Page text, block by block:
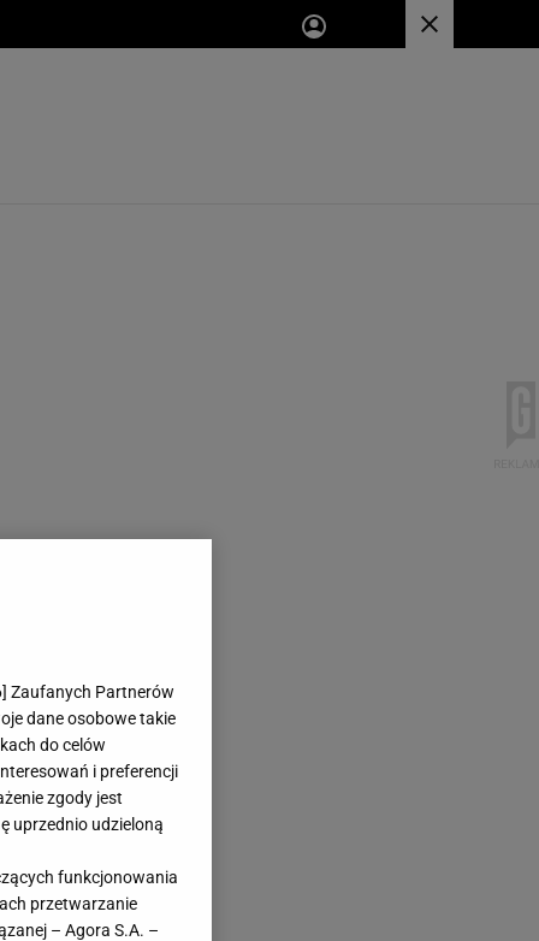
] Zaufanych Partnerów
dane osobowe takie
do celów
i preferencji
zgody jest
uprzednio udzieloną
funkcjonowania
przetwarzanie
– Agora S.A. –